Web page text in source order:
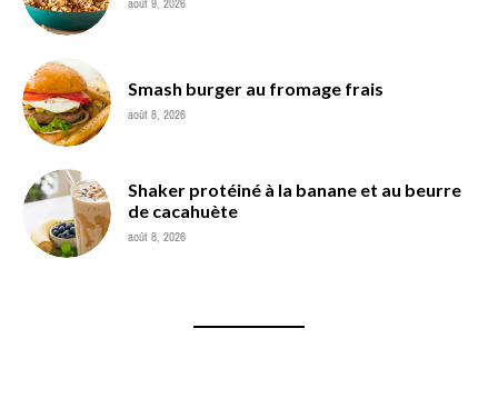
Smash burger au fromage frais
août 8, 2026
Shaker protéiné à la banane et au beurre
de cacahuète
août 8, 2026